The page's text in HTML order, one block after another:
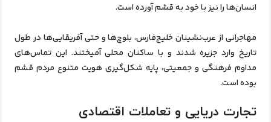
انسان‌ها را نیز با خود به قشم آورده است.
مهاجرانی از عرب‌نشینان خلیج‌فارس، بلوچ‌ها و حتی آفریقایی‌ها در طول
تاریخ وارد جزیره شدند و با ساکنان محلی آمیختند. این تماس‌های
مداوم فرهنگی و جمعیتی، پایه شکل‌گیری هویت متنوع مردم قشم
بوده است.
تجارت دریایی و تعاملات اقتصادی